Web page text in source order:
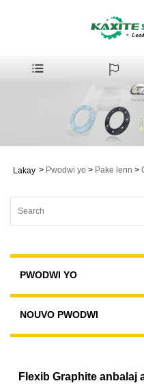
Lakay > Pwodwi yo > Pake lenn >
PWODWI YO
NOUVO PWODWI
Flexib Graphite anbalaj